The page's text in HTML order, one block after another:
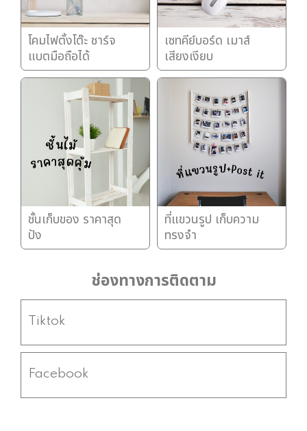
โคมไฟตั้งโต๊ะ ชาร์จ
แบตมือถือได้
เซทคีย์บอร์ด เมาส์
เสียงเงียบ
ชั้นเก็บของ ราคาสุด
ปัง
ที่แขวนรูป เก็บความ
ทรงจำ
ช่องทางการติดตาม
Tiktok
Facebook